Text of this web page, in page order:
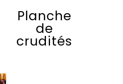
Planche
de
crudités